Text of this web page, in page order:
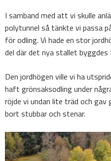
I samband med att vi skulle
polytunnel så tänkte vi passa
för odling. Vi hade en stor
del där det nya stallet byggdes
Den jordhögen ville vi ha
haft grönsaksodling under
röjde vi undan lite träd och
bort stubbar och stenar.